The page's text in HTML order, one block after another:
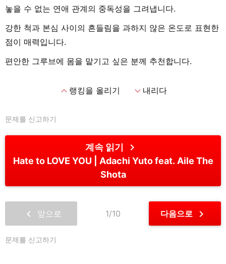
놓을 수 없는 연애 관계의 중독성을 그려냅니다.
강한 척과 본심 사이의 흔들림을 과하지 않은 온도로 표현한
점이 매력입니다.
편안한 그루브에 몸을 맡기고 싶은 분께 추천합니다.
expand_less랭킹을 올리기 expand_more내리다
문제를 신고하기
계속 읽기 chevron_right
Hate to LOVE YOU
Adachi Yuto feat. Aile The
Shota
chevron_left 앞으로 1/10 다음으로 chevron_right
문제를 신고하기